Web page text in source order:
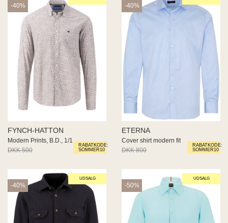
RABATKODE:
SOMMER10
-40%
FYNCH-HATTON
Modern Prints, B.D., 1/1
DKK 500
DKK 300
RABATKODE:
SOMMER10
-40%
ETERNA
Cover shirt modern fit
DKK 800
DKK 480
UDSALG
-40%
UDSALG
-50%